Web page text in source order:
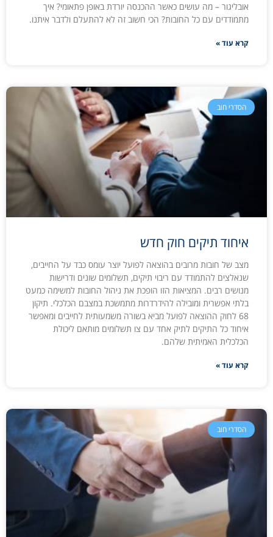
אובליגור – מה עושים כאשר ההכנסה יורדת באופן פתאומי? איך
מתמודדים עם כל החובות? הכי חשוב זה לא להתעלם ולדבר איתנו.
קרא עוד »
הסדרי חוב
איחוד תיקים חוק חדש
מצב של חובות מרובים בהוצאה לפועל יוצר עומס כבד על החייבים,
שנאלצים להתמודד עם ריבוי תיקים, תשלומים שונים ודרישות
מנושים רבים. המציאות הזו הופכת את ניהול החובות למשימה כמעט
בלתי אפשרית ומובילה להידרדרות מתמשכת במצבם הכלכלי. תיקון
68 לחוק ההוצאה לפועל מביא בשורה משמעותית לחייבים ומאפשר
איחוד כל התיקים לתיק אחד עם צו תשלומים מותאם ליכולת
הכלכלית האמיתית שלהם.
קרא עוד »
הסדרי חוב